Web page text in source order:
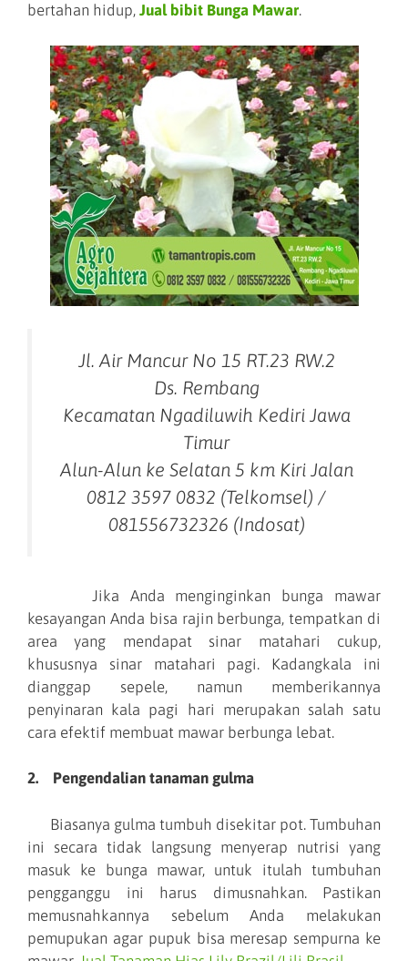
bertahan hidup, Jual bibit Bunga Mawar.
Jl. Air Mancur No 15 RT.23 RW.2
Ds. Rembang
Kecamatan Ngadiluwih Kediri Jawa
Timur
Alun-Alun ke Selatan 5 km Kiri Jalan
0812 3597 0832 (Telkomsel) /
081556732326 (Indosat)
Jika Anda menginginkan bunga mawar
kesayangan Anda bisa rajin berbunga, tempatkan di
area yang mendapat sinar matahari cukup,
khususnya sinar matahari pagi. Kadangkala ini
dianggap sepele, namun memberikannya
penyinaran kala pagi hari merupakan salah satu
cara efektif membuat mawar berbunga lebat.
2. Pengendalian tanaman gulma
Biasanya gulma tumbuh disekitar pot. Tumbuhan
ini secara tidak langsung menyerap nutrisi yang
masuk ke bunga mawar, untuk itulah tumbuhan
pengganggu ini harus dimusnahkan. Pastikan
memusnahkannya sebelum Anda melakukan
pemupukan agar pupuk bisa meresap sempurna ke